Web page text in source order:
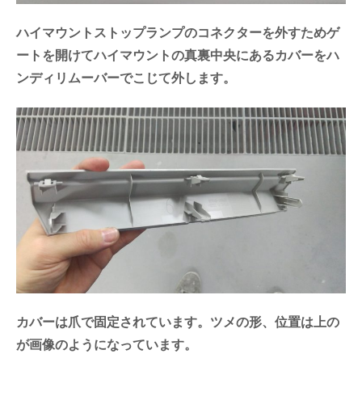
ハイマウントストップランプのコネクターを外すためゲ
ートを開けてハイマウントの真裏中央にあるカバーをハ
ンディリムーバーでこじて外します。
カバーは爪で固定されています。ツメの形、位置は上の
が画像のようになっています。